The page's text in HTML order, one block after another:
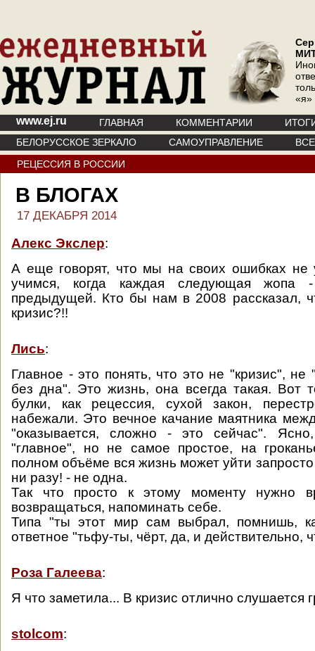
«я»
www.ej.ru ГЛАВНАЯ КОММЕНТАРИИ
БЕЛОРУССКОЕ ЗЕРКАЛО
САМОУПРАВЛЕНИЕ
РЕЦЕССИЯ В РОССИИ
В БЛОГАХ
17 ДЕКАБРЯ 2014
Алекс Экслер:
А еще говорят, что мы на своих ошибках не
учимся, когда каждая следующая жопа -
предыдущей. Кто бы нам в 2008 рассказал,
кризис?!!
Лись:
Главное - это понять, что это не "кризис", не
без дна". Это жизнь, она всегда такая. Вот
булки, как рецессия, сухой закон,
набежали. Это вечное качание маятника
"оказывается, сложно - это сейчас".
"главное", но не самое простое, на
полном объёме вся жизнь может уйти
ни разу! - не одна.
Так что просто к этому моменту нужно
возвращаться, напоминать себе.
Типа "ты этот мир сам выбрал, помнишь,
ответное "тьфу-ты, чёрт, да, и действительно,
Роза Галеева:
Я что заметила... В кризис отлично слушается
stolcom: